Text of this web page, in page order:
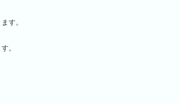
す。
。